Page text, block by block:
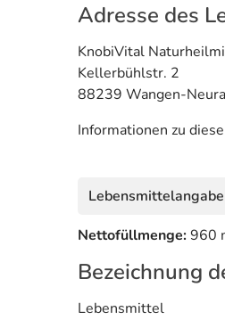
Adresse des
KnobiVital
Kellerbühlstr. 2
88239 Wangen-
Informationen zu
Nettofüllmenge:960
Bezeichnung
Lebensmittel